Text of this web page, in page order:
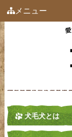
メニュー
犬毛犬とは